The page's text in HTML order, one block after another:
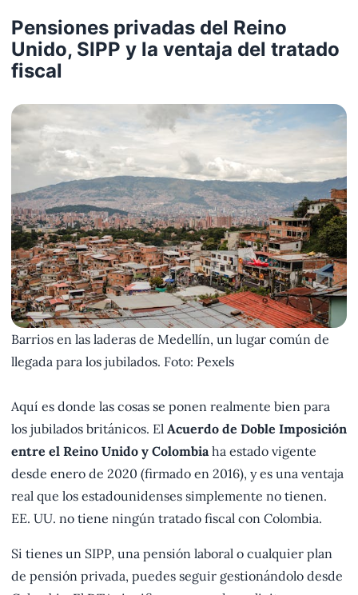
Pensiones privadas del Reino
Unido, SIPP y la ventaja del tratado
fiscal
Barrios en las laderas de Medellín, un lugar común de
llegada para los jubilados. Foto: Pexels
Aquí es donde las cosas se ponen realmente bien para
los jubilados británicos. El Acuerdo de Doble Imposición
entre el Reino Unido y Colombia ha estado vigente
desde enero de 2020 (firmado en 2016), y es una ventaja
real que los estadounidenses simplemente no tienen.
EE. UU. no tiene ningún tratado fiscal con Colombia.
Si tienes un SIPP, una pensión laboral o cualquier plan
de pensión privada, puedes seguir gestionándolo desde